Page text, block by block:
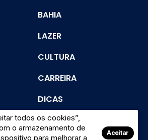
BAHIA
LAZER
CULTURA
CARREIRA
DICAS
todos os cookies”,
o armazenamento de
para melhorar a
Aceitar